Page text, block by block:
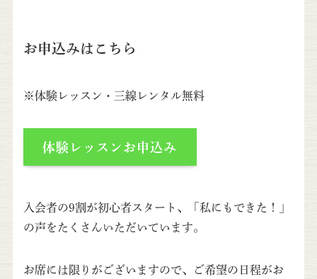
お申込みはこちら
※体験レッスン・三線レンタル無料
体験レッスンお申込み
入会者の9割が初心者スタート、「私にもできた！」
の声をたくさんいただいています。
お席には限りがございますので、ご希望の日程がお